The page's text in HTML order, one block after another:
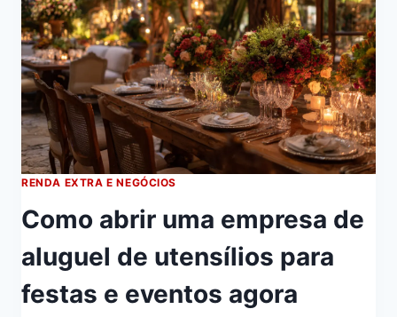
RENDA EXTRA E NEGÓCIOS
Como abrir uma empresa de
aluguel de utensílios para
festas e eventos agora